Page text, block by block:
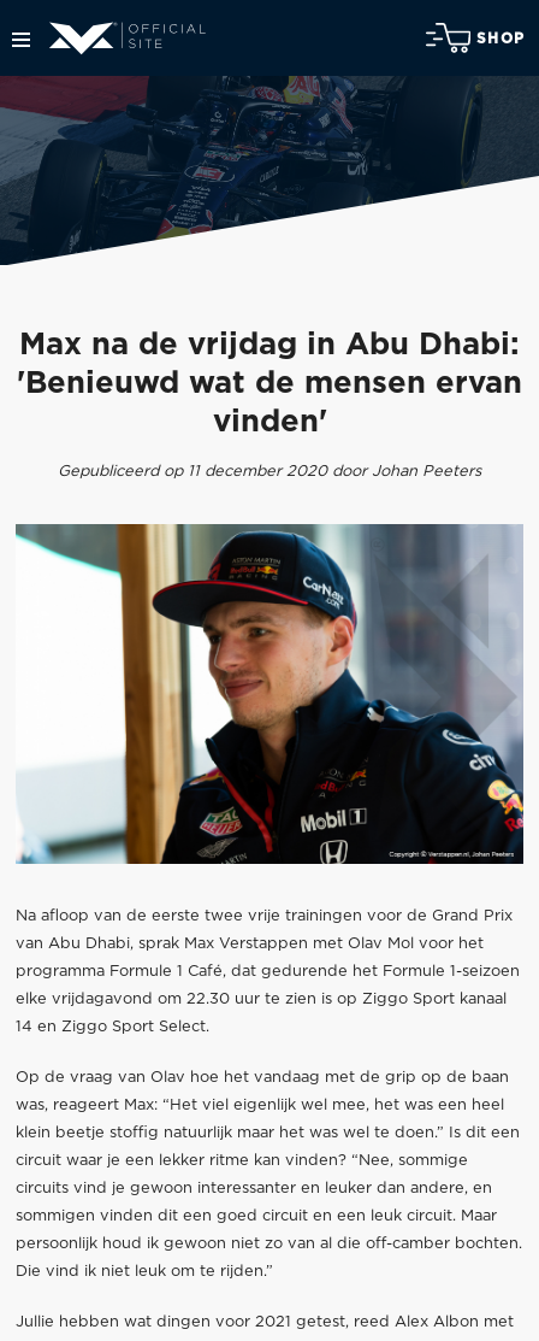
SHOP
Max na de vrijdag in Abu Dhabi:
'Benieuwd wat de mensen ervan
vinden'
Gepubliceerd op 11 december 2020 door Johan Peeters
Na afloop van de eerste twee vrije trainingen voor de Grand Prix
van Abu Dhabi, sprak Max Verstappen met Olav Mol voor het
programma Formule 1 Café, dat gedurende het Formule 1-seizoen
elke vrijdagavond om 22.30 uur te zien is op Ziggo Sport kanaal
14 en Ziggo Sport Select.
Op de vraag van Olav hoe het vandaag met de grip op de baan
was, reageert Max: “Het viel eigenlijk wel mee, het was een heel
klein beetje stoffig natuurlijk maar het was wel te doen.” Is dit een
circuit waar je een lekker ritme kan vinden? “Nee, sommige
circuits vind je gewoon interessanter en leuker dan andere, en
sommigen vinden dit een goed circuit en een leuk circuit. Maar
persoonlijk houd ik gewoon niet zo van al die off-camber bochten.
Die vind ik niet leuk om te rijden.”
Jullie hebben wat dingen voor 2021 getest, reed Alex Albon met